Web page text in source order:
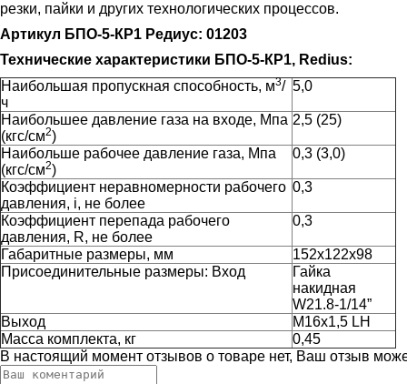
резки, пайки и других технологических процессов.
Артикул БПО-5-КР1 Редиус: 01203
Технические характеристики БПО-5-КР1, Redius:
Наибольшая пропускная способность, м3/
ч
5,0
Наибольшее давление газа на входе, Мпа
(кгс/см2)
2,5 (25)
Наибольше рабочее давление газа, Мпа
(кгс/см2)
0,3 (3,0)
Коэффициент неравномерности рабочего
давления, i, не более
0,3
Коэффициент перепада рабочего
давления, R, не более
0,3
Габаритные размеры, мм
152х122х98
Присоединительные размеры: Вход
Гайка
накидная
W21.8-1/14”
Выход
М16х1,5 LH
Масса комплекта, кг
0,45
В настоящий момент отзывов о товаре нет, Ваш отзыв